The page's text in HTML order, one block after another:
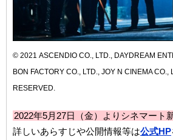
© 2021 ASCENDIO CO., LTD., DAYDREAM
BON FACTORY CO., LTD., JOY N CINEMA CO.,
RESERVED.
2022年5月27日（金）よりシネマート
詳しいあらすじや公開情報等は公式HP